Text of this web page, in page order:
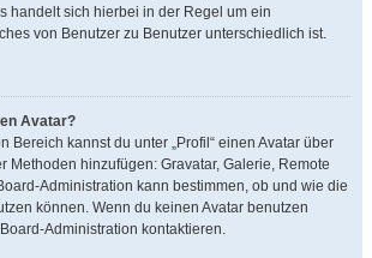
handelt sich hierbei in der Regel um ein
von Benutzer zu Benutzer unterschiedlich ist.
Avatar?
Bereich kannst du unter „Profil“ einen Avatar über
Methoden hinzufügen: Gravatar, Galerie, Remote
Administration kann bestimmen, ob und wie die
können. Wenn du keinen Avatar benutzen
Administration kontaktieren.